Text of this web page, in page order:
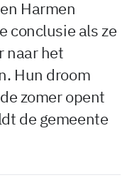
Harmen
conclusie als ze
naar het
Hun droom
zomer opent
de gemeente